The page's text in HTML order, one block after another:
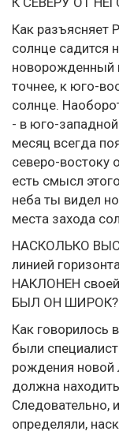
Как разъясняет
солнце садится
новорожденный
точнее, к юго-
солнце.
- в юго-
месяц всегда
северо-востоку
есть смысл
неба ты видел
места захода
НАСКОЛЬКО
линией
НАКЛОНЕН
БЫЛ ОН ШИРОК?
Как говорилось
были
рождения новой
должна
Следовательно,
определяли,